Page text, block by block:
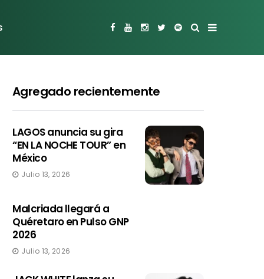
Agregado recientemente
LAGOS anuncia su gira
“EN LA NOCHE TOUR” en
México
Julio 13, 2026
Malcriada llegará a
Quéretaro en Pulso GNP
2026
Julio 13, 2026